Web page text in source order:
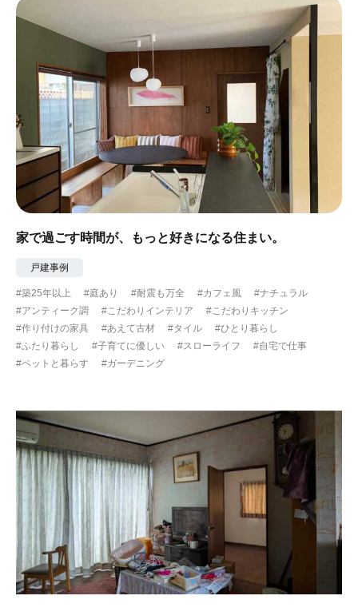
家で過ごす時間が、もっと好きになる住まい。
戸建事例
#築25年以上 #庭あり #耐震も万全 #カフェ風
#ナチュラル
#アンティーク調
#こだわりインテリア
#こだわりキッチン
#作り付けの家具
#あえて古材 #タイル
#ひとり暮らし
#ふたり暮らし
#子育てに優しい #スローライフ
#自宅で仕事
#ペットと暮らす
#ガーデニング